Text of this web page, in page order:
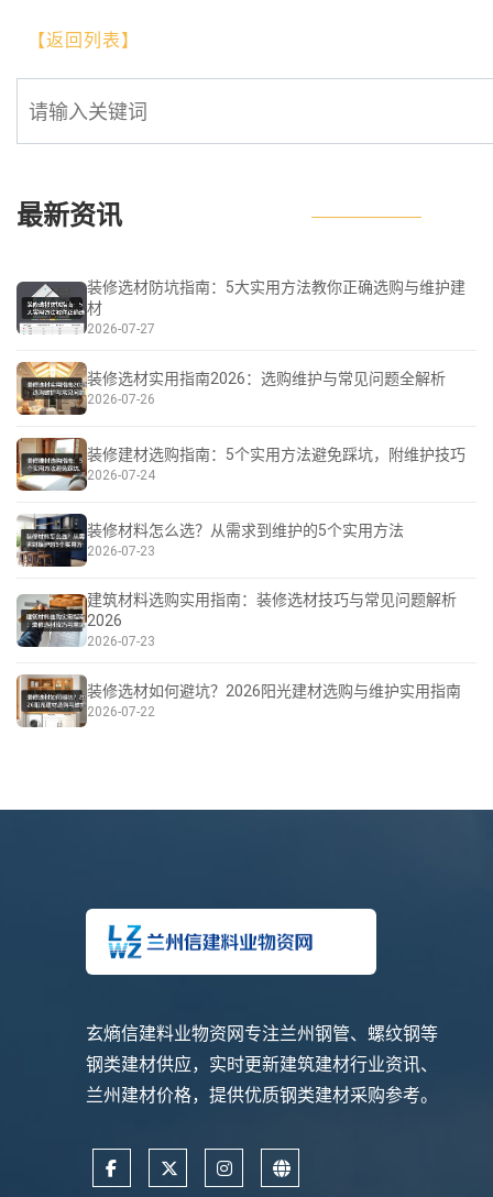
【返回列表】
最新资讯
装修选材防坑指南：5大实用方法教你正确选购与维护建
材
2026-07-27
装修选材实用指南2026：选购维护与常见问题全解析
2026-07-26
装修建材选购指南：5个实用方法避免踩坑，附维护技巧
2026-07-24
装修材料怎么选？从需求到维护的5个实用方法
2026-07-23
建筑材料选购实用指南：装修选材技巧与常见问题解析
2026
2026-07-23
装修选材如何避坑？2026阳光建材选购与维护实用指南
2026-07-22
玄熵信建料业物资网专注兰州钢管、螺纹钢等
钢类建材供应，实时更新建筑建材行业资讯、
兰州建材价格，提供优质钢类建材采购参考。